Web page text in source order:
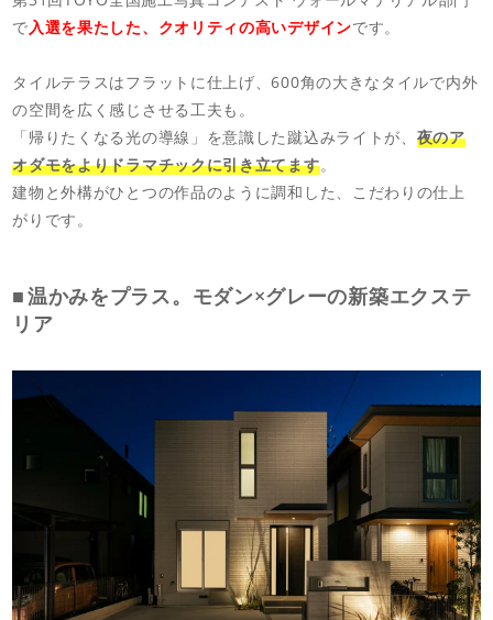
で入選を果たした、クオリティの高いデザインです。
タイルテラスはフラットに仕上げ、600角の大きなタイルで内外
の空間を広く感じさせる工夫も。
「帰りたくなる光の導線」を意識した蹴込みライトが、 夜のア
オダモをよりドラマチックに引き立てます。
建物と外構がひとつの作品のように調和した、こだわりの仕上
がりです。
温かみをプラス。モダン×グレーの新築エクステ
リア